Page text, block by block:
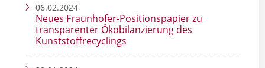
06.02.2024
Neues Fraunhofer-Positionspapier zu
transparenter Ökobilanzierung des
Kunststoffrecyclings